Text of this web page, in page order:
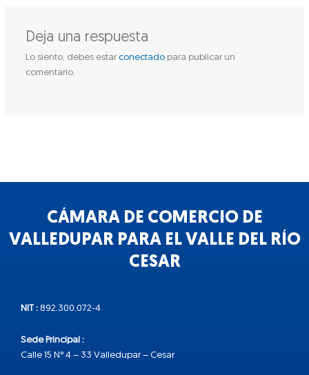
Deja una respuesta
Lo siento, debes estar conectadopara publicar un
comentario.
CÁMARA DE COMERCIO DE
VALLEDUPAR PARA EL VALLE DEL RÍO
CESAR
NIT : 892.300.072-4
Sede Principal :
Calle 15 N° 4 – 33 Valledupar – Cesar